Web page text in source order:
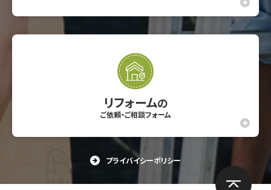
リフォームの
ご依頼・ご相談フォーム
プライバイシーポリシー